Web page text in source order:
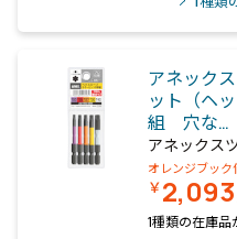
アネック
ット（ヘ
組 穴な…
アネックス
オレンジブック
￥2,093
1種類の在庫